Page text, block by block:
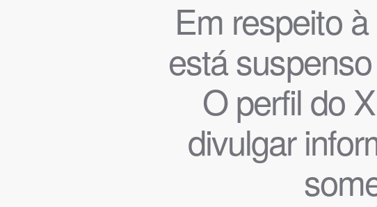
Em respeito
está
O perfil do X
divulgar